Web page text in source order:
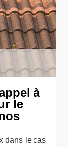
à
le
dans le cas